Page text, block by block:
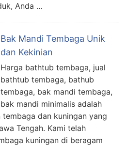
Anda …
Bak Mandi Tembaga Unik
dan Kekinian
Harga bathtub tembaga, jual
bathtub tembaga, bathub
tembaga, bak mandi tembaga,
bak mandi minimalis adalah
dan kuningan yang
Tengah. Kami telah
kuningan di beragam